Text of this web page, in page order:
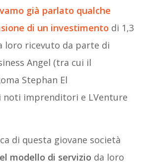
già parlato qualche
di un investimento di 1,3
loro ricevuto da parte di
Angel (tra cui il
Stephan El
noti imprenditori e LVenture
di questa giovane società
modello di servizio da loro